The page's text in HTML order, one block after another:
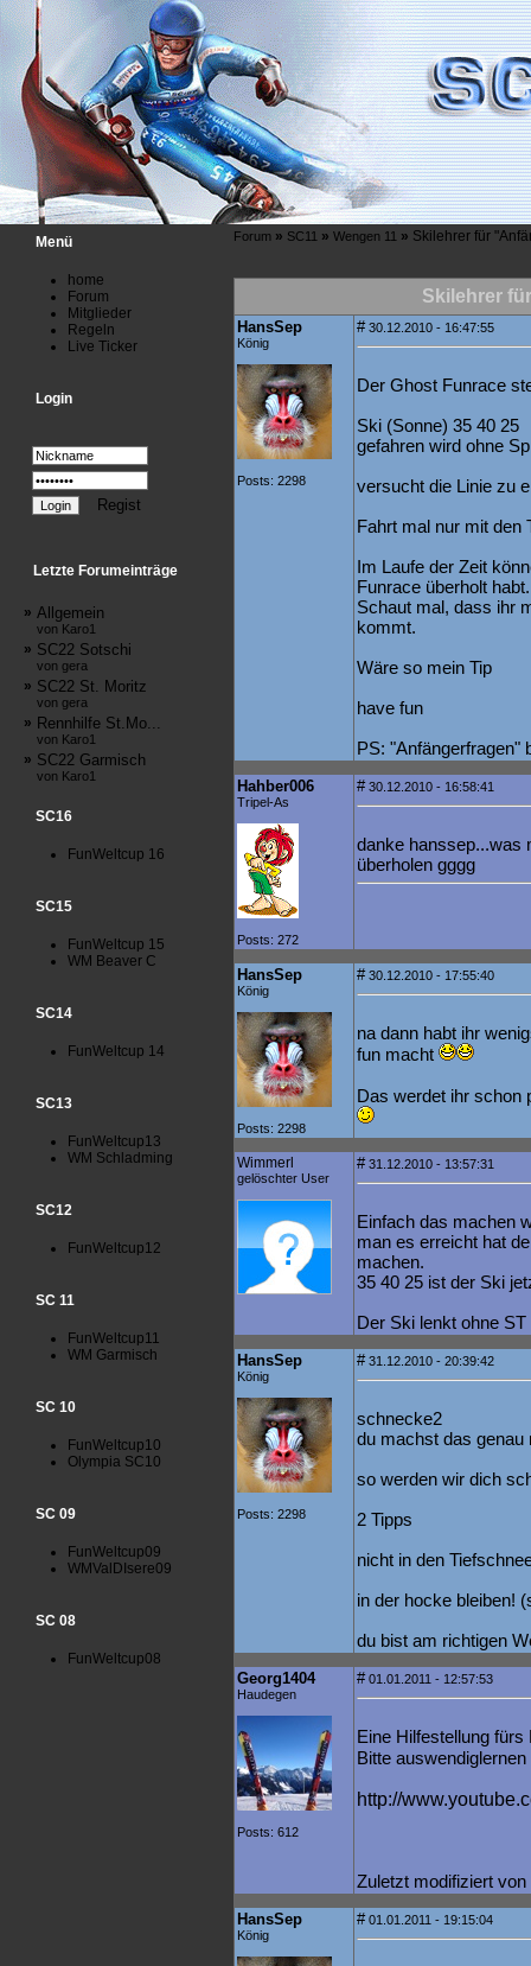
Menü
home
Forum
Mitglieder
Regeln
Live Ticker
Login
Regist
Letzte Forumeinträge
» Allgemein
von Karo1
» SC22 Sotschi
von gera
» SC22 St. Moritz
von gera
» Rennhilfe St.Mo...
von Karo1
» SC22 Garmisch
von Karo1
SC16
FunWeltcup 16
SC15
FunWeltcup 15
WM Beaver C
SC14
FunWeltcup 14
SC13
FunWeltcup13
WM Schladming
SC12
FunWeltcup12
SC 11
FunWeltcup11
WM Garmisch
SC 10
FunWeltcup10
Olympia SC10
SC 09
FunWeltcup09
WMValDIsere09
SC 08
FunWeltcup08
Forum» SC11» Wengen 11» Skilehrer für
Skilehrer
HansSep
König
Posts: 2298
#30.12.2010 - 16:47:55
Der Ghost Funrace
Ski (Sonne) 35 40 25
gefahren wird ohne
versucht die Linie zu
Fahrt mal nur mit den
Im Laufe der Zeit
Funrace überholt
Schaut mal, dass ihr
kommt.
Wäre so mein Tip
have fun
PS: "Anfängerfragen"
Hahber006
Tripel-As
Posts: 272
#30.12.2010 - 16:58:41
danke hanssep...was
überholen gggg
HansSep
König
Posts: 2298
#30.12.2010 - 17:55:40
na dann habt ihr
fun macht
Das werdet ihr schon
Wimmerl
gelöschter User
#31.12.2010 - 13:57:31
Einfach das machen
man es erreicht hat
machen.
35 40 25 ist der Ski
Der Ski lenkt ohne
HansSep
König
Posts: 2298
#31.12.2010 - 20:39:42
schnecke2
du machst das genau
so werden wir dich
2 Tipps
nicht in den
in der hocke bleiben!
du bist am richtigen
Georg1404
Haudegen
Posts: 612
#01.01.2011 - 12:57:53
Eine Hilfestellung fürs
Bitte auswendiglernen
http://
Zuletzt modifiziert
HansSep
König
#01.01.2011 - 19:15:04